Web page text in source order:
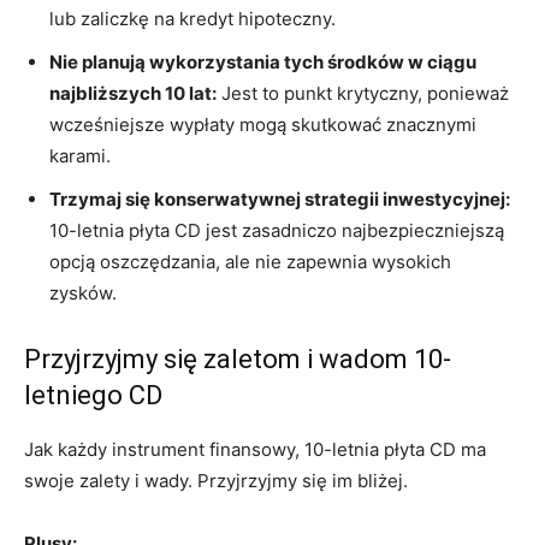
lub zaliczkę na kredyt hipoteczny.
Nie planują wykorzystania tych środków w ciągu
najbliższych 10 lat: Jest to punkt krytyczny, ponieważ
wcześniejsze wypłaty mogą skutkować znacznymi
karami.
Trzymaj się konserwatywnej strategii inwestycyjnej:
10-letnia płyta CD jest zasadniczo najbezpieczniejszą
opcją oszczędzania, ale nie zapewnia wysokich
zysków.
Przyjrzyjmy się zaletom i wadom 10-
letniego CD
Jak każdy instrument finansowy, 10-letnia płyta CD ma
swoje zalety i wady. Przyjrzyjmy się im bliżej.